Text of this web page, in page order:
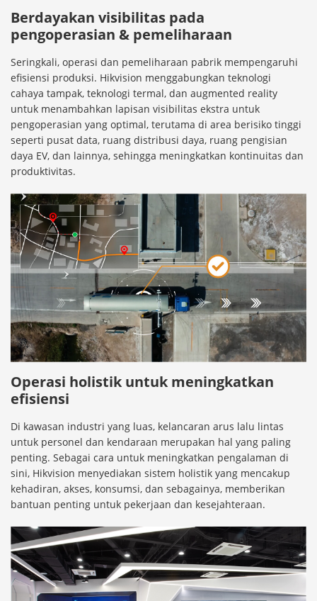
Berdayakan visibilitas pada
pengoperasian & pemeliharaan
Seringkali, operasi dan pemeliharaan pabrik mempengaruhi
efisiensi produksi. Hikvision menggabungkan teknologi
cahaya tampak, teknologi termal, dan augmented reality
untuk menambahkan lapisan visibilitas ekstra untuk
pengoperasian yang optimal, terutama di area berisiko tinggi
seperti pusat data, ruang distribusi daya, ruang pengisian
daya EV, dan lainnya, sehingga meningkatkan kontinuitas dan
produktivitas.
Operasi holistik untuk meningkatkan
efisiensi
Di kawasan industri yang luas, kelancaran arus lalu lintas
untuk personel dan kendaraan merupakan hal yang paling
penting. Sebagai cara untuk meningkatkan pengalaman di
sini, Hikvision menyediakan sistem holistik yang mencakup
kehadiran, akses, konsumsi, dan sebagainya, memberikan
bantuan penting untuk pekerjaan dan kesejahteraan.